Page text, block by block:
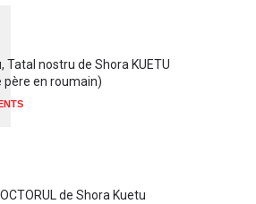
Tatal nostru de Shora KUETU
père en roumain)
de Shora Kuetu